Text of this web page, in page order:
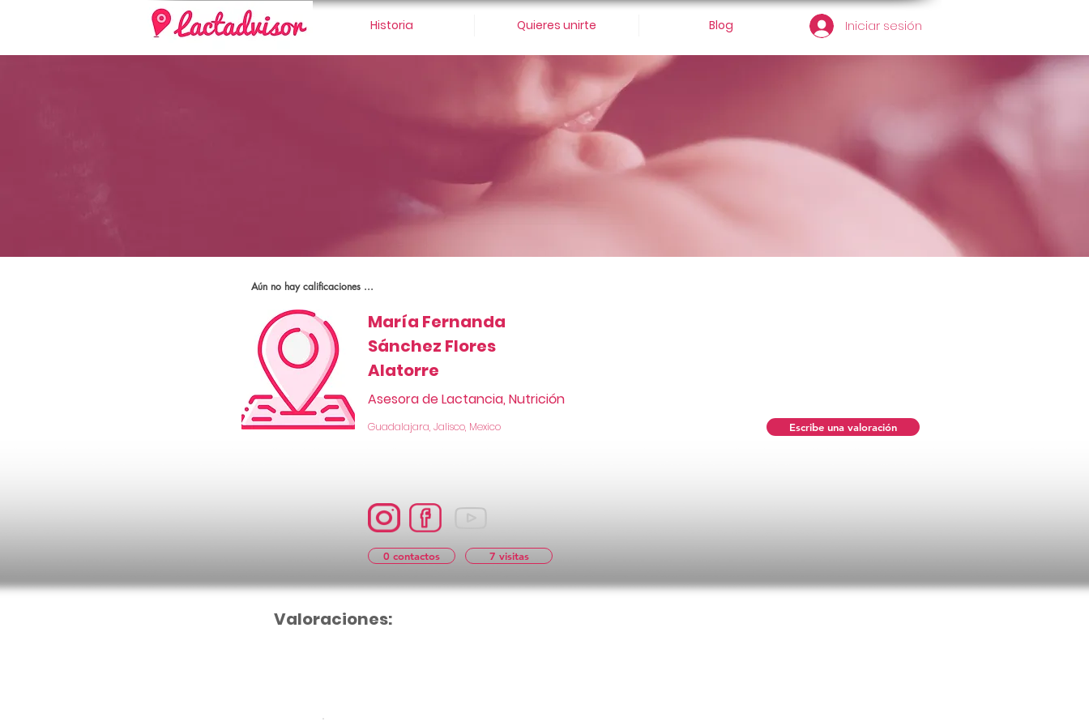
Iniciar sesión
Historia Quieres unirte Blog
Aún no hay calificaciones ...
María Fernanda
Sánchez Flores
Alatorre
Asesora de Lactancia, Nutrición
Guadalajara, Jalisco, Mexico
0 contactos 7 visitas
Escribe una valoración
Valoraciones: